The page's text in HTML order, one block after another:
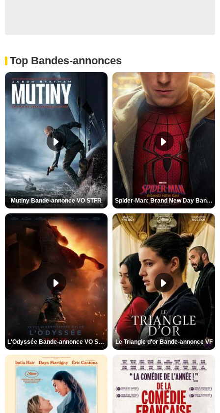
Top Bandes-annonces
Mutiny Bande-annonce VO STFR Spider-Man: Brand New Day Bande-annonce VO STFR
L'Odyssée Bande-annonce VO STFR Le Triangle d'or Bande-annonce VF